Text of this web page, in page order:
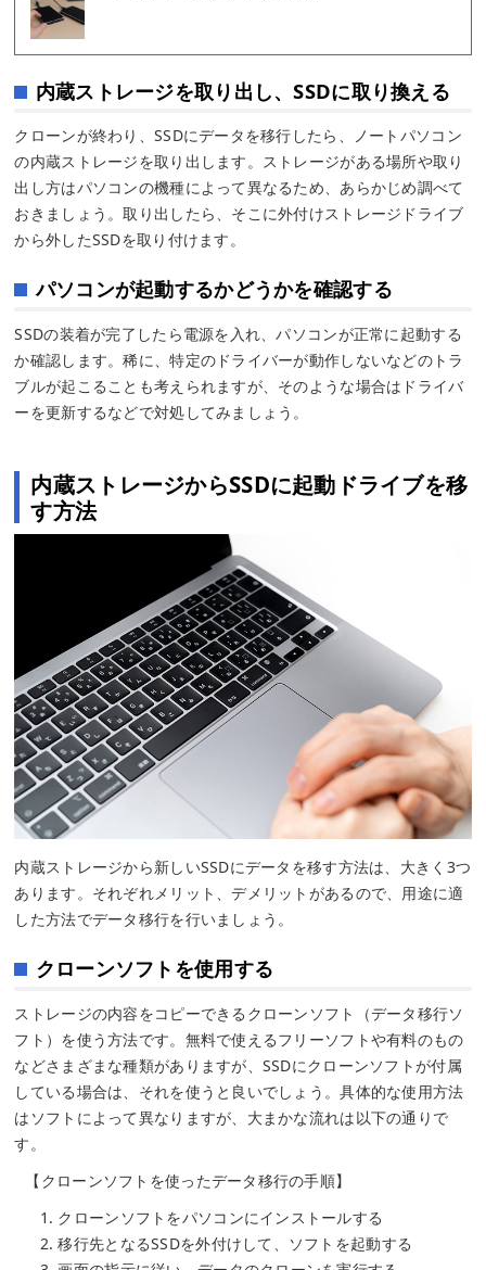
内蔵ストレージを取り出し、SSDに取り換える
クローンが終わり、SSDにデータを移行したら、ノートパソコン
の内蔵ストレージを取り出します。ストレージがある場所や取り
出し方はパソコンの機種によって異なるため、あらかじめ調べて
おきましょう。取り出したら、そこに外付けストレージドライブ
から外したSSDを取り付けます。
パソコンが起動するかどうかを確認する
SSDの装着が完了したら電源を入れ、パソコンが正常に起動する
か確認します。稀に、特定のドライバーが動作しないなどのトラ
ブルが起こることも考えられますが、そのような場合はドライバ
ーを更新するなどで対処してみましょう。
内蔵ストレージからSSDに起動ドライブを移
す方法
内蔵ストレージから新しいSSDにデータを移す方法は、大きく3つ
あります。それぞれメリット、デメリットがあるので、用途に適
した方法でデータ移行を行いましょう。
クローンソフトを使用する
ストレージの内容をコピーできるクローンソフト（データ移行ソ
フト）を使う方法です。無料で使えるフリーソフトや有料のもの
などさまざまな種類がありますが、SSDにクローンソフトが付属
している場合は、それを使うと良いでしょう。具体的な使用方法
はソフトによって異なりますが、大まかな流れは以下の通りで
す。
【クローンソフトを使ったデータ移行の手順】
クローンソフトをパソコンにインストールする
移行先となるSSDを外付けして、ソフトを起動する